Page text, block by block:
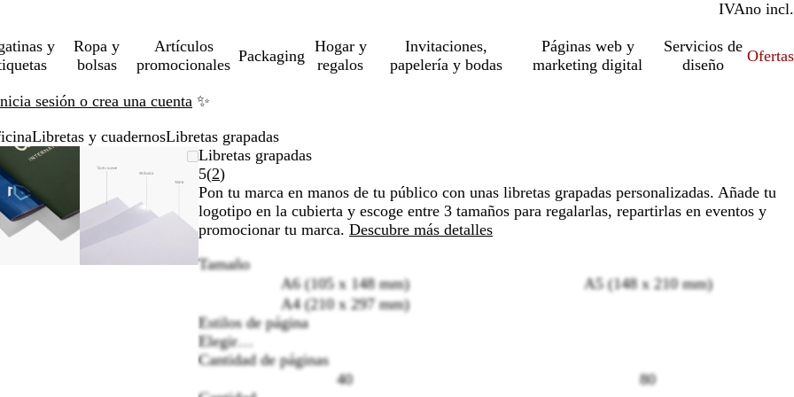
IVAincl.
no incl.
y
Ropa y
bolsas
Artículos
promocionales
Packaging
Hogar y
regalos
Invitaciones,
papelería y bodas
Páginas web y
marketing digital
Servicios de
diseño
Ofertas
sesión o crea una cuenta ✨
Libretas y cuadernosLibretas grapadas
Imagen
Acercado
mínimo
Haz
para
expandir
Utiliza
teclas
de
más
ampliable
Acercado
hasta
clic
expandir
las
de
menos
Libretas grapadas
5(2Leer
2
reseñas
)
Pon tu marca en manos de tu público con unas libretas grapadas personalizadas. Añade tu
logotipo en la cubierta y escoge entre 3 tamaños para regalarlas, repartirlas en eventos y
promocionar tu marca. Descubre más detalles
Tamaño
A6 (105 x 148 mm)
A5 (148 x 210 mm)
A4 (210 x 297 mm)
Estilos de página
Elegir…
Cantidad de páginas
40
80